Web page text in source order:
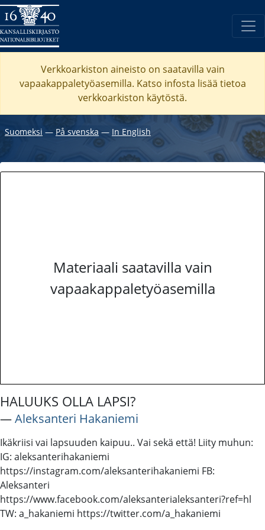
Verkkoarkiston aineisto on saatavilla vain
vapaakappaletyöasemilla. Katso infosta lisää tietoa
verkkoarkiston käytöstä.
Suomeksi ― På svenska ― In English
Materiaali saatavilla vain
vapaakappaletyöasemilla
HALUUKS OLLA LAPSI?
―Aleksanteri Hakaniemi
Ikäkriisi vai lapsuuden kaipuu.. Vai sekä että! Liity muhun:
IG: aleksanterihakaniemi
https://instagram.com/aleksanterihakaniemi FB:
Aleksanteri
https://www.facebook.com/aleksanterialeksanteri?ref=hl
TW: a_hakaniemi https://twitter.com/a_hakaniemi